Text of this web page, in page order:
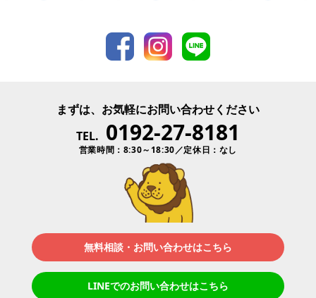
まずは、お気軽にお問い合わせください
TEL. 0192-27-8181
営業時間：8:30～18:30／定休日：なし
無料相談・お問い合わせはこちら
LINEでのお問い合わせはこちら